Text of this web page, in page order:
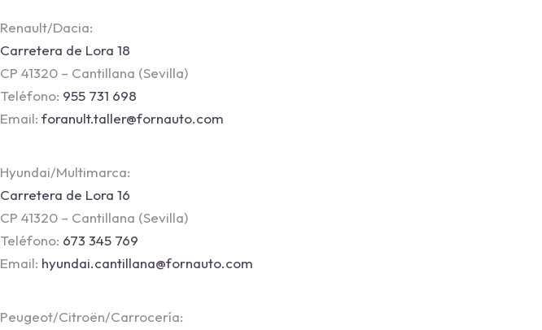
Renault/Dacia:
Carretera de Lora 18
CP 41320 – Cantillana (Sevilla)
Teléfono: 955 731 698
Email: foranult.taller@fornauto.com
Hyundai/Multimarca:
Carretera de Lora 16
CP 41320 – Cantillana (Sevilla)
Teléfono: 673 345 769
Email: hyundai.cantillana@fornauto.com
Peugeot/Citroën/Carrocería: